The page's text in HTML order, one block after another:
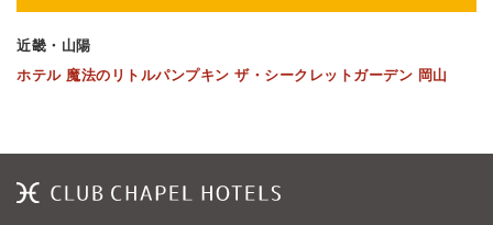
近畿・山陽
ホテル 魔法のリトルパンプキン ザ・シークレットガーデン 岡山